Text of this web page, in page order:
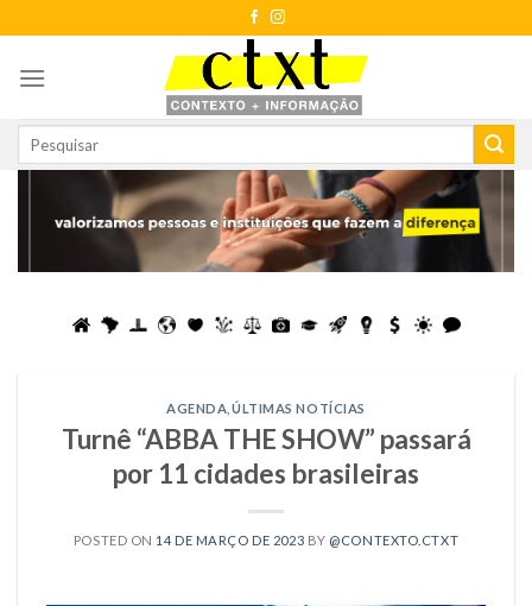
to
content
AGENDA ÚLTIMAS NOTÍCIAS
Turnê “ABBA THE SHOW” passará
por 11 cidades brasileiras
POSTED ON 14 DE MARÇO DE 2023 BY @CONTEXTO.CTXT